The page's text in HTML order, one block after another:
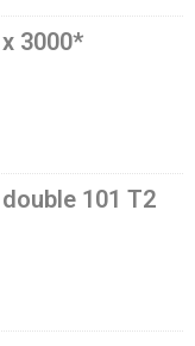
3000*
101 T2